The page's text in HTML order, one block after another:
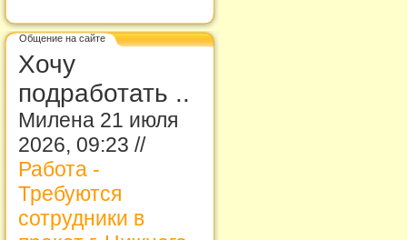
Общение на сайте
Хочу
подработать ..
Милена 21 июля
2026, 09:23 //
Работа -
Требуются
сотрудники в